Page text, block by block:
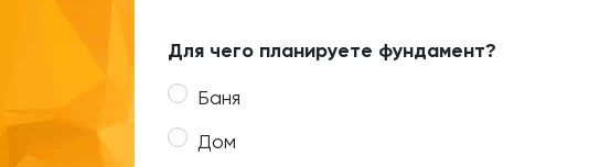
Для чего планируете фундамент?
Баня
Дом